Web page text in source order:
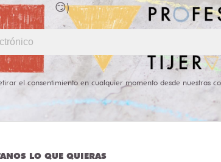
😏)
el consentimiento en cualquier momento desde nuestras
LO QUE QUIERAS